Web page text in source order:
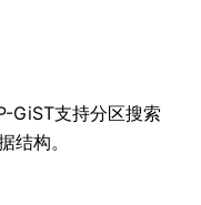
GiST支持分区搜索
结构。